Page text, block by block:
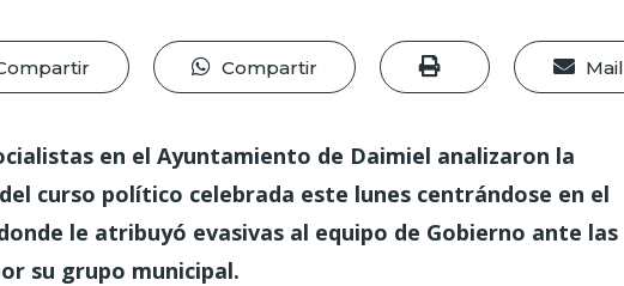
Compartir Mail
en el Ayuntamiento de Daimiel analizaron la
curso político celebrada este lunes centrándose en el
le atribuyó evasivas al equipo de Gobierno ante las
su grupo municipal.